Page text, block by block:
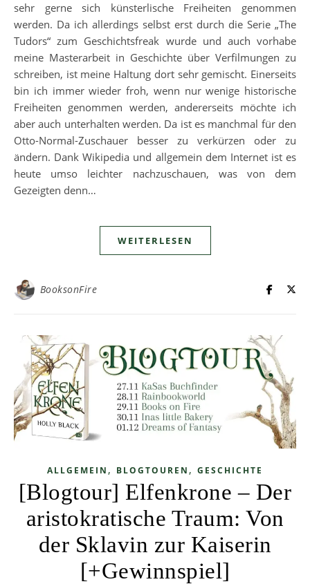
sehr gerne sich künsterlische Freiheiten genommen
werden. Da ich allerdings selbst erst durch die Serie „The
Tudors“ zum Geschichtsfreak wurde und auch vorhabe
meine Masterarbeit in Geschichte über Verfilmungen zu
schreiben, ist meine Haltung dort sehr gemischt. Einerseits
bin ich immer wieder froh, wenn nur wenige historische
Freiheiten genommen werden, andererseits möchte ich
aber auch unterhalten werden. Da ist es manchmal für den
Otto-Normal-Zuschauer besser zu verkürzen oder zu
ändern. Dank Wikipedia und allgemein dem Internet ist es
heute umso leichter nachzuschauen, was von dem
Gezeigten denn…
WEITERLESEN
BooksonFire
ALLGEMEIN , BLOGTOUREN , GESCHICHTE
[Blogtour] Elfenkrone – Der
aristokratische Traum: Von
der Sklavin zur Kaiserin
[+Gewinnspiel]